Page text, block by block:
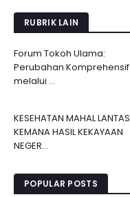
RUBRIK LAIN
Forum Tokoh Ulama:
Perubahan Komprehensif
melalui ...
KESEHATAN MAHAL LANTAS
KEMANA HASIL KEKAYAAN
NEGER...
POPULAR POSTS